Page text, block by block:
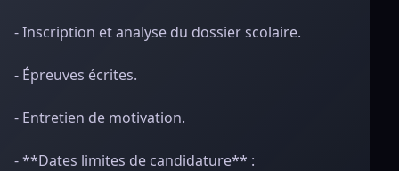
- Inscription et analyse du dossier scolaire.
- Épreuves écrites.
- Entretien de motivation.
- **Dates limites de candidature** :